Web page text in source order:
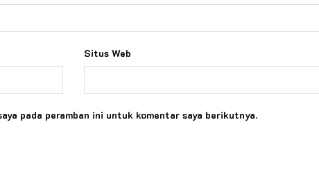
Situs Web
pada peramban ini untuk komentar saya berikutnya.